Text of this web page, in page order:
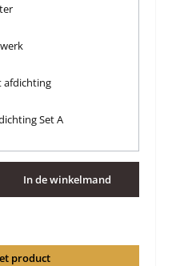
afdichting
Set A
In de winkelmand
product